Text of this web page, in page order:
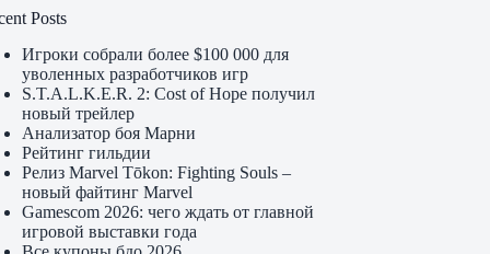
Posts
Игроки собрали более $100 000 для
уволенных разработчиков игр
S.T.A.L.K.E.R. 2: Cost of Hope получил
новый трейлер
Анализатор боя Марни
Рейтинг гильдии
Релиз Marvel Tōkon: Fighting Souls –
новый файтинг Marvel
Gamescom 2026: чего ждать от главной
игровой выставки года